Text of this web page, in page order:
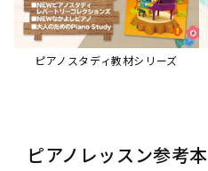
ピアノスタディ教材シリーズ
ピアノレッスン参考本